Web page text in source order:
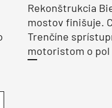
Rekonštrukcia
mostov finišuje.
Trenčíne
motoristom o pol